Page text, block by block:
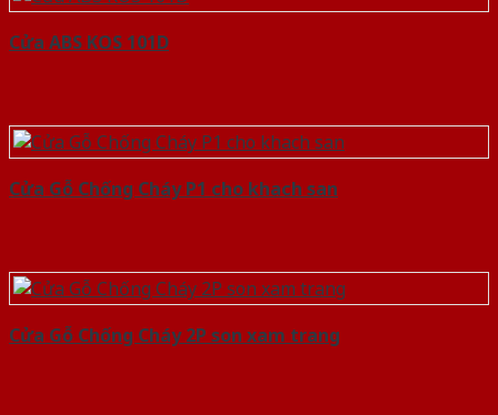
Cửa ABS KOS 101D
Cửa Gỗ Chống Cháy P1 cho khach san
Cửa Gỗ Chống Cháy 2P son xam trang